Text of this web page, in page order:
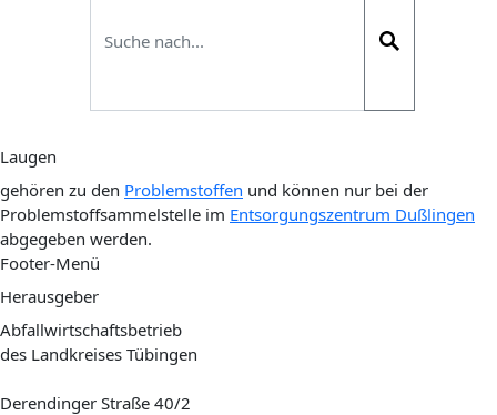
Laugen
gehören zu den Problemstoffen und können nur bei der
Problemstoffsammelstelle im Entsorgungszentrum Dußlingen
abgegeben werden.
Footer-Menü
Herausgeber
Abfallwirtschaftsbetrieb
des Landkreises Tübingen
Derendinger Straße 40/2